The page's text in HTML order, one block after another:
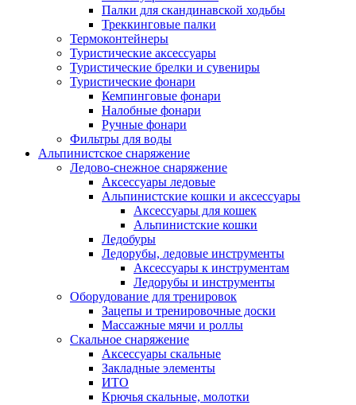
Палки для скандинавской ходьбы
Треккинговые палки
Термоконтейнеры
Туристические аксессуары
Туристические брелки и сувениры
Туристические фонари
Кемпинговые фонари
Налобные фонари
Ручные фонари
Фильтры для воды
Альпинистское снаряжение
Ледово-снежное снаряжение
Аксессуары ледовые
Альпинистские кошки и аксессуары
Аксессуары для кошек
Альпинистские кошки
Ледобуры
Ледорубы, ледовые инструменты
Аксессуары к инструментам
Ледорубы и инструменты
Оборудование для тренировок
Зацепы и тренировочные доски
Массажные мячи и роллы
Скальное снаряжение
Аксессуары скальные
Закладные элементы
ИТО
Крючья скальные, молотки